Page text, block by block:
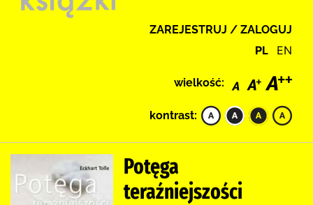
ZAREJESTRUJ / ZALOGUJ
PL EN
wielkość:
kontrast:
Potęga
teraźniejszości